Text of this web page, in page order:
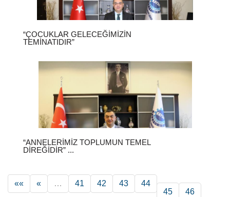
“ÇOCUKLAR GELECEĞIMIZIN
TEMINATIDIR”
“ANNELERIMIZ TOPLUMUN TEMEL
DIREĞIDIR” ...
«« « … 41 42 43
44
45
46